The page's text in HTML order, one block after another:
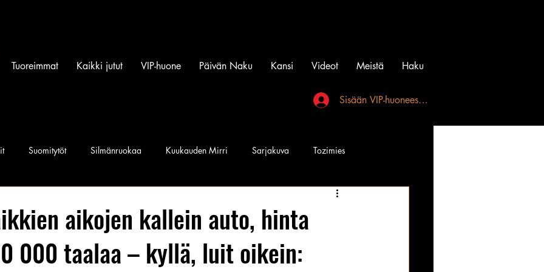
Tuoreimmat Kaikki jutut VIP-huone Päivän Naku Kansi Videot Meistä Haku
Sisään VIP-huoneeseen
Suomitytöt Silmänruokaa Kuukauden Mirri Sarjakuva Tozimies
Instagramin Beibit
Jan I. Somela e-Babe Mallit Penkkiurheilu Annie Mål
aikojen kallein auto, hinta
000 taalaa – kyllä, luit oikein: